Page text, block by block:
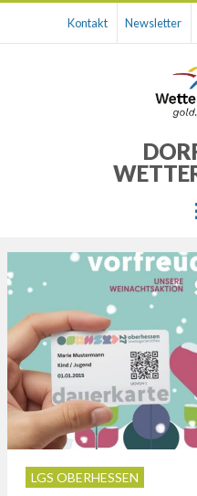
Kontakt Newsletter
LGS OBERHESSEN